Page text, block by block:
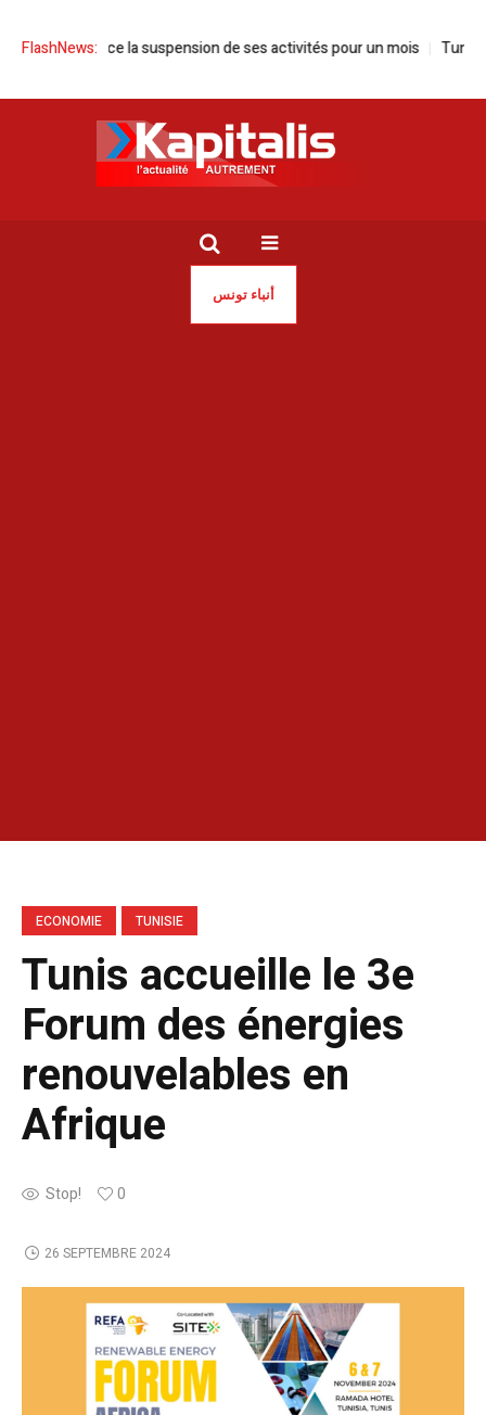
FlashNews:
annonce la suspension de ses activités pour un mois Tunisie |
أنباء تونس
ECONOMIE TUNISIE
Tunis accueille le 3e
Forum des énergies
renouvelables en
Afrique
Stop! 0
26 SEPTEMBRE 2024